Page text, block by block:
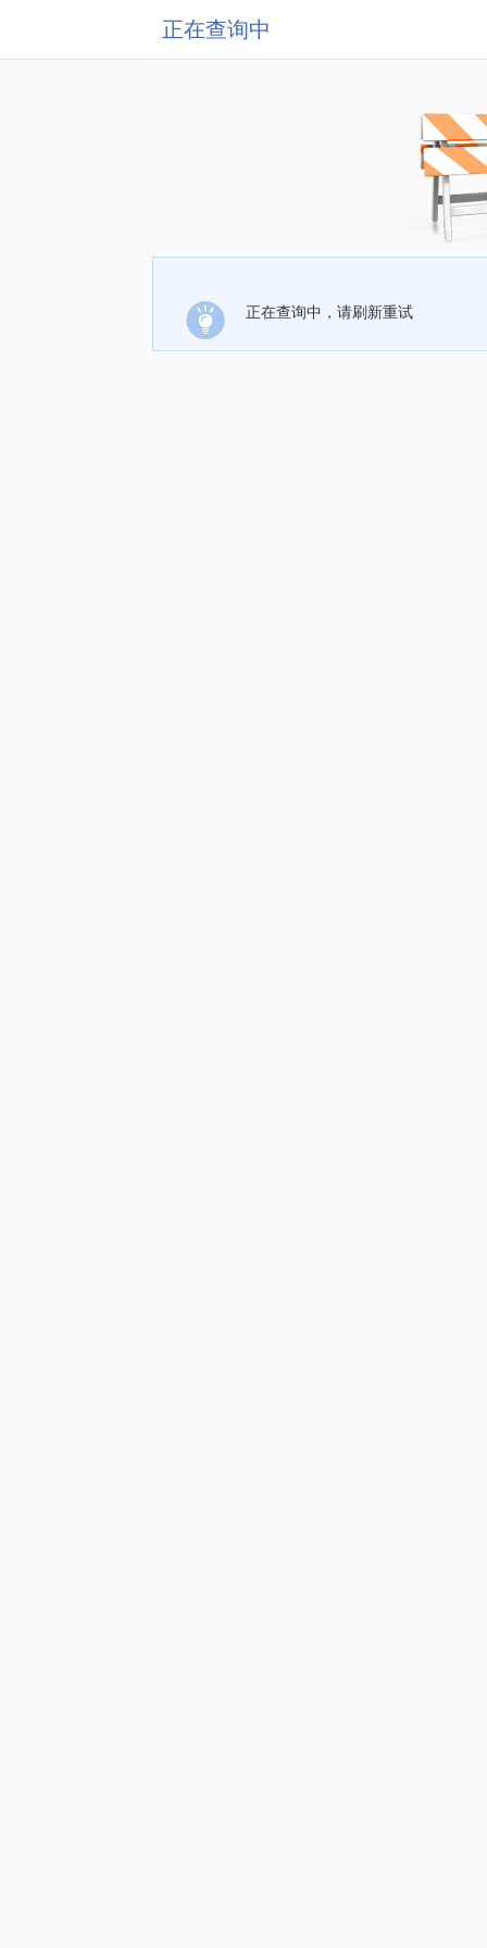
正在查询中
正在查询中，请刷新重试